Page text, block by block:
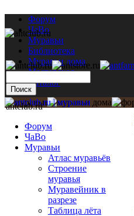
Форум
ЧаВо
Муравьи
Библиотека
Муравьи дома
Мастерская
Каталог
antclub.ru
Форум
ЧаВо
Муравьи
Атлас муравьёв
Строение
муравья
Муравейник в
разрезе
Таблица лёта